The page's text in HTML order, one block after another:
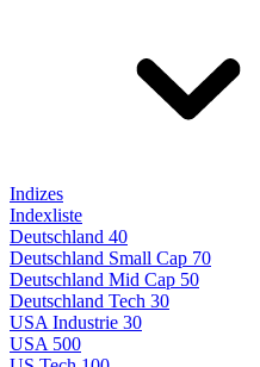
Indizes
Indexliste
Deutschland 40
Deutschland Small Cap 70
Deutschland Mid Cap 50
Deutschland Tech 30
USA Industrie 30
USA 500